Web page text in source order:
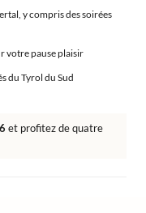
y compris des soirées
votre pause plaisir
du Tyrol du Sud
et profitez de quatre